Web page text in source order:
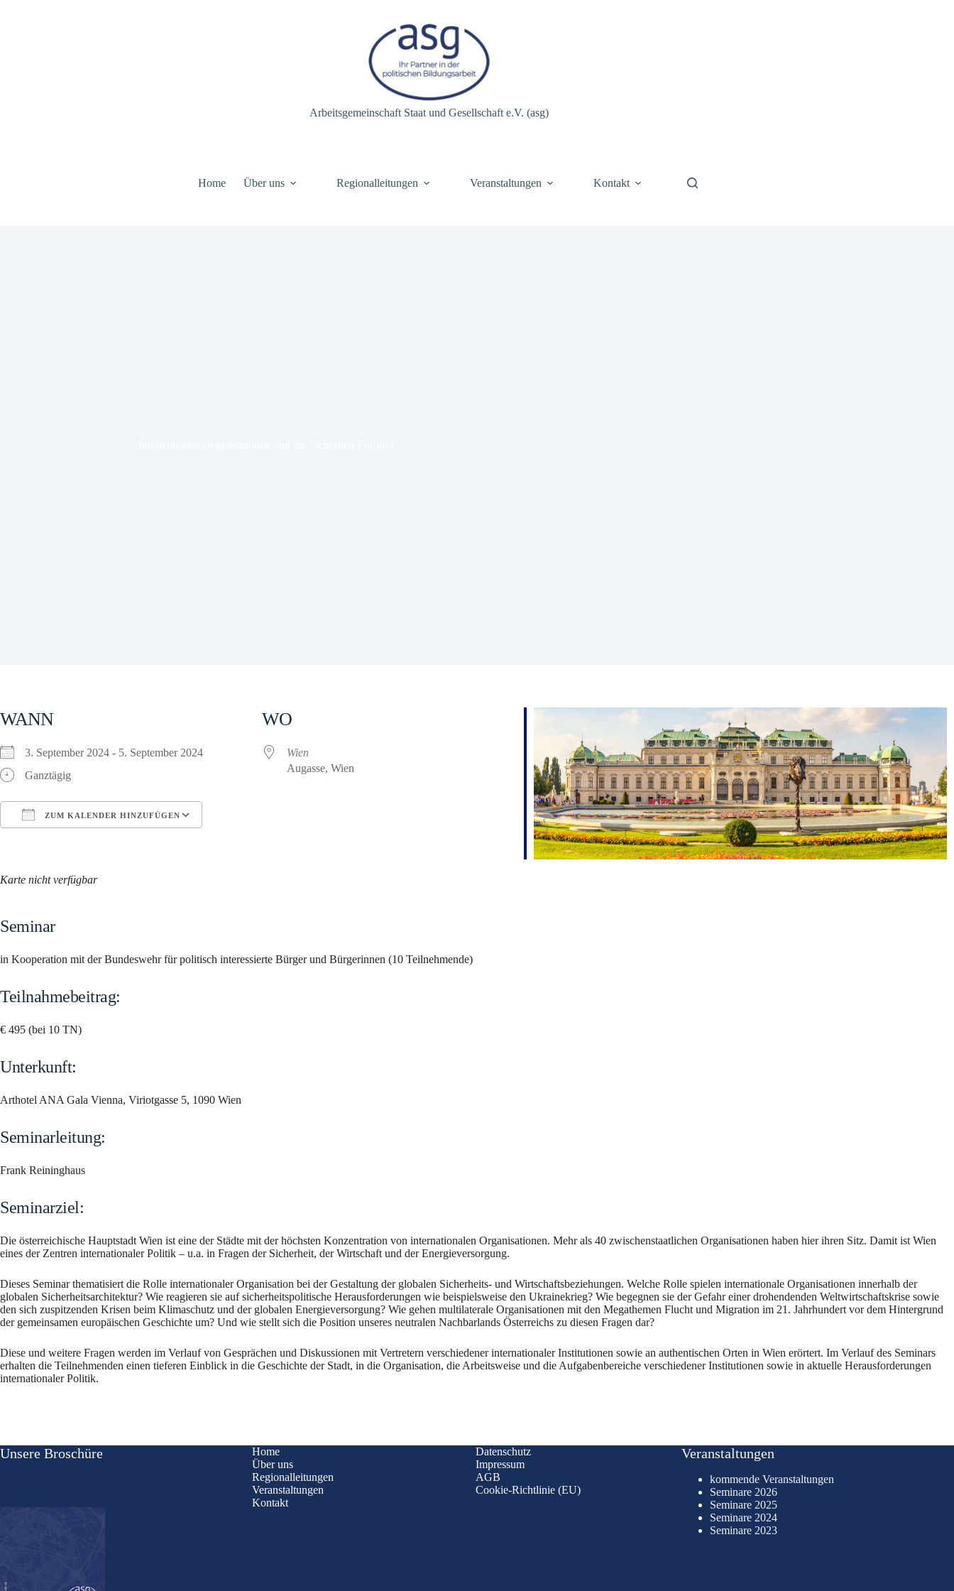
Arbeitsgemeinschaft Staat und Gesellschaft e.V. (asg)
Home Über uns Regionalleitungen Veranstaltungen Kontakt
WANN
3. September 2024 - 5. September 2024
Ganztägig
ZUM KALENDER HINZUFÜGEN
Office 365 Outlook Live
WO
Wien
Augasse, Wien
Karte nicht verfügbar
Seminar
in Kooperation mit der Bundeswehr für politisch interessierte Bürger und Bürgerinnen (10 Teilnehmende)
Teilnahmebeitrag:
€ 495 (bei 10 TN)
Unterkunft:
Arthotel ANA Gala Vienna, Viriotgasse 5, 1090 Wien
Seminarleitung:
Frank Reininghaus
Seminarziel:
Die österreichische Hauptstadt Wien ist eine der Städte mit der höchsten Konzentration von internationalen Organisationen. Mehr als 40 zwischenstaatlichen Organisationen haben hier ihren Sitz. Damit ist Wien
eines der Zentren internationaler Politik – u.a. in Fragen der Sicherheit, der Wirtschaft und der Energieversorgung.
Dieses Seminar thematisiert die Rolle internationaler Organisation bei der Gestaltung der globalen Sicherheits- und Wirtschaftsbeziehungen. Welche Rolle spielen internationale Organisationen innerhalb der
globalen Sicherheitsarchitektur? Wie reagieren sie auf sicherheitspolitische Herausforderungen wie beispielsweise den Ukrainekrieg? Wie begegnen sie der Gefahr einer drohendenden Weltwirtschaftskrise sowie
den sich zuspitzenden Krisen beim Klimaschutz und der globalen Energieversorgung? Wie gehen multilaterale Organisationen mit den Megathemen Flucht und Migration im 21. Jahrhundert vor dem Hintergrund
der gemeinsamen europäischen Geschichte um? Und wie stellt sich die Position unseres neutralen Nachbarlands Österreichs zu diesen Fragen dar?
Diese und weitere Fragen werden im Verlauf von Gesprächen und Diskussionen mit Vertretern verschiedener internationaler Institutionen sowie an authentischen Orten in Wien erörtert. Im Verlauf des Seminars
erhalten die Teilnehmenden einen tieferen Einblick in die Geschichte der Stadt, in die Organisation, die Arbeitsweise und die Aufgabenbereiche verschiedener Institutionen sowie in aktuelle Herausforderungen
internationaler Politik.
Unsere Broschüre
Home
Über uns
Regionalleitungen
Veranstaltungen
Kontakt
Datenschutz
Impressum
AGB
Cookie-Richtlinie (EU)
Veranstaltungen
kommende Veranstaltungen
Seminare 2026
Seminare 2025
Seminare 2024
Seminare 2023